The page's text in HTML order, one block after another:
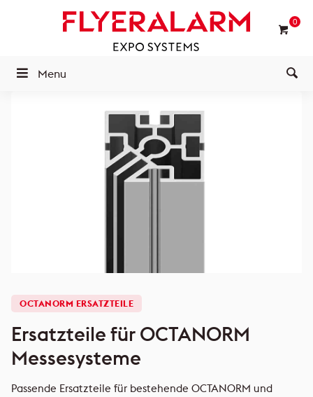
0
Menu
OCTANORM ERSATZTEILE
Ersatzteile für OCTANORM
Messesysteme
Passende Ersatzteile für bestehende OCTANORM und